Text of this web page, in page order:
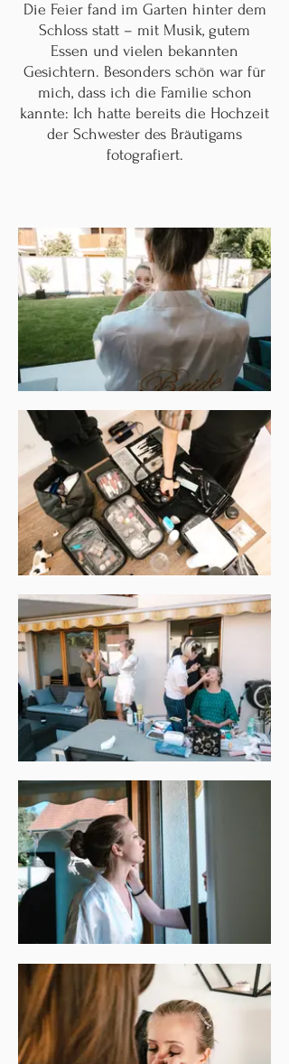
Die Feier fand im Garten hinter dem
Schloss statt – mit Musik, gutem
Essen und vielen bekannten
Gesichtern. Besonders schön war für
mich, dass ich die Familie schon
kannte: Ich hatte bereits die Hochzeit
der Schwester des Bräutigams
fotografiert.